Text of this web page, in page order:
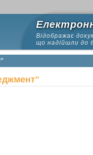
Відображає
що надійшли до